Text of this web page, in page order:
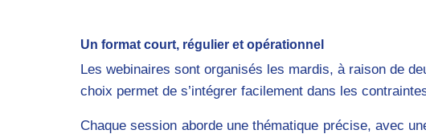
Un format court, régulier et opérationnel
Les webinaires sont organisés les mardis, à raison de
choix permet de s’intégrer facilement dans les
Chaque session aborde une thématique précise, avec